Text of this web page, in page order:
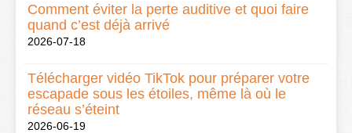
Comment éviter la perte auditive et quoi faire
quand c’est déjà arrivé
2026-07-18
Télécharger vidéo TikTok pour préparer votre
escapade sous les étoiles, même là où le
réseau s’éteint
2026-06-19